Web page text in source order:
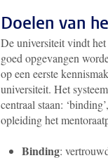
Doelen van
De universiteit vindt
goed opgevangen
op een eerste
universiteit. Het
centraal staan:
opleiding het
Binding: